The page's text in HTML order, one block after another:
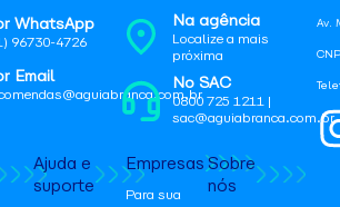
Av.
WhatsApp
96730-4726
Email
Na agência
Localize a mais
próxima
No SAC
0800 725 1211 |
sac@aguiabranca.com.br
Ajuda e
suporte
Empresas
Para sua
Sobre
nós